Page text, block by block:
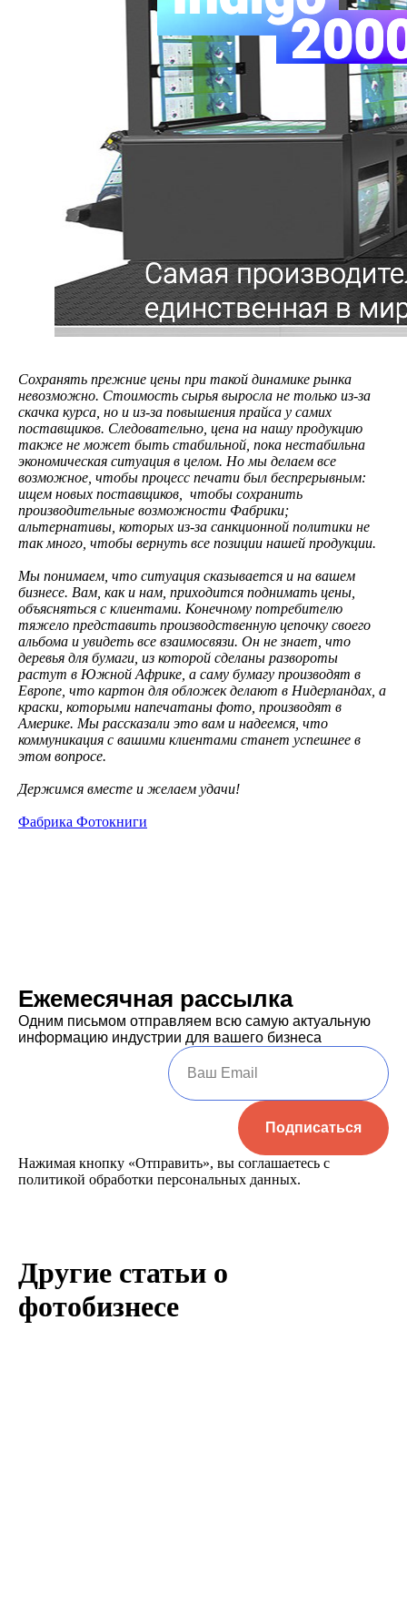
Сохранять прежние цены при такой динамике рынка
невозможно. Стоимость сырья выросла не только из-за
скачка курса, но и из-за повышения прайса у самих
поставщиков. Следовательно, цена на нашу продукцию
также не может быть стабильной, пока нестабильна
экономическая ситуация в целом. Но мы делаем все
возможное, чтобы процесс печати был беспрерывным:
ищем новых поставщиков, чтобы сохранить
производительные возможности Фабрики;
альтернативы, которых из-за санкционной политики не
так много, чтобы вернуть все позиции нашей продукции.
Мы понимаем, что ситуация сказывается и на вашем
бизнесе. Вам, как и нам, приходится поднимать цены,
объясняться с клиентами. Конечному потребителю
тяжело представить производственную цепочку своего
альбома и увидеть все взаимосвязи. Он не знает, что
деревья для бумаги, из которой сделаны развороты
растут в Южной Африке, а саму бумагу производят в
Европе, что картон для обложек делают в Нидерландах, а
краски, которыми напечатаны фото, производят в
Америке. Мы рассказали это вам и надеемся, что
коммуникация с вашими клиентами станет успешнее в
этом вопросе.
Держимся вместе и желаем удачи!
Фабрика Фотокниги
Ежемесячная рассылка
Одним письмом отправляем всю самую актуальную
информацию индустрии для вашего бизнеса
Подписаться
Нажимая кнопку «Отправить», вы соглашаетесь с
политикой обработки персональных данных.
Другие статьи о
фотобизнесе